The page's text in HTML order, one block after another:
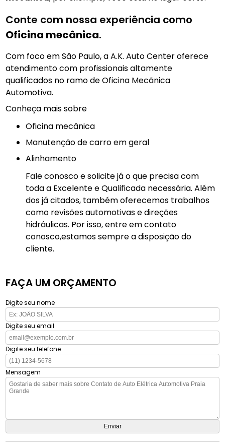
Conte com nossa experiência como
Oficina mecânica.
Com foco em São Paulo, a A.K. Auto Center oferece
atendimento com profissionais altamente
qualificados no ramo de Oficina Mecãnica
Automotiva.
Conheça mais sobre
Oficina mecânica
manutenção de carro em geral
Alinhamento
Fale conosco e solicite já o que precisa com
toda a Excelente e Qualificada necessária. Além
dos já citados, também oferecemos trabalhos
como revisões automotivas e direções
hidráulicas. Por isso, entre em contato
conosco,estamos sempre a disposição do
cliente.
FAÇA UM ORÇAMENTO
Digite seu nome
Digite seu email
Digite seu telefone
Mensagem